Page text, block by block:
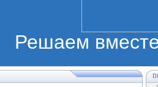
Решаем